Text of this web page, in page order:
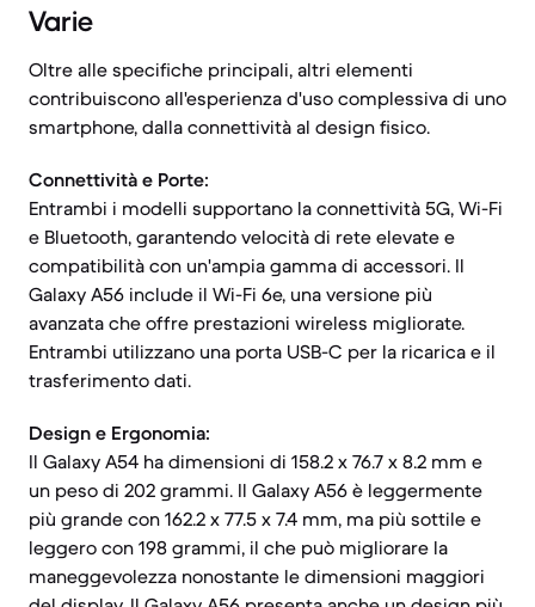
Varie
Oltre alle specifiche principali, altri elementi
contribuiscono all'esperienza d'uso complessiva di uno
smartphone, dalla connettività al design fisico.
Connettività e Porte:
Entrambi i modelli supportano la connettività 5G, Wi-Fi
e Bluetooth, garantendo velocità di rete elevate e
compatibilità con un'ampia gamma di accessori. Il
Galaxy A56 include il Wi-Fi 6e, una versione più
avanzata che offre prestazioni wireless migliorate.
Entrambi utilizzano una porta USB-C per la ricarica e il
trasferimento dati.
Design e Ergonomia:
Il Galaxy A54 ha dimensioni di 158.2 x 76.7 x 8.2 mm e
un peso di 202 grammi. Il Galaxy A56 è leggermente
più grande con 162.2 x 77.5 x 7.4 mm, ma più sottile e
leggero con 198 grammi, il che può migliorare la
maneggevolezza nonostante le dimensioni maggiori